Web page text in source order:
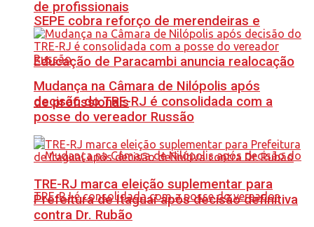
SEPE cobra reforço de merendeiras e
Educação de Paracambi anuncia realocação
de profissionais
de profissionais
Mudança na Câmara de Nilópolis após
decisão do TRE-RJ é consolidada com a
posse do vereador Russão
TRE-RJ marca eleição suplementar para
Prefeitura de Itaguaí após decisão definitiva
contra Dr. Rubão